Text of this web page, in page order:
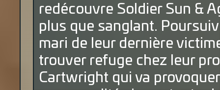
redécouvre Soldier Sun &
plus que sanglant.
mari de leur dernière
trouver refuge chez leur
Cartwright qui va